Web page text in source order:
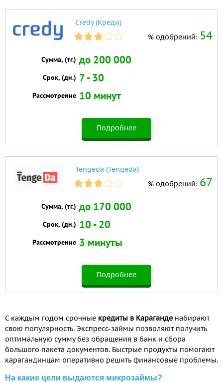
Credy (Креди)
% одобрений: 54
Сумма, (тг.) до 200 000
Срок, (дн.) 7 - 30
Рассмотрение 10 минут
Подробнее
Tengeda (Tengeda)
% одобрений: 67
Сумма, (тг.) до 170 000
Срок, (дн.) 10 - 20
Рассмотрение 3 минуты
Подробнее
С каждым годом срочные кредиты в Караганде набирают
свою популярность. Экспресс-займы позволяют получить
оптимальную сумму без обращения в банк и сбора
большого пакета документов. Быстрые продукты помогают
карагандинцам оперативно решить финансовые проблемы.
На какие цели выдаются микрозаймы?